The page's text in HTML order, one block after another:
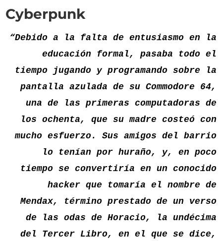
Cyberpunk
“Debido a la falta de entusiasmo en la
educación formal, pasaba todo el
tiempo jugando y programando sobre la
pantalla azulada de su Commodore 64,
una de las primeras computadoras de
los ochenta, que su madre costeó con
mucho esfuerzo. Sus amigos del barrio
lo tenían por huraño, y, en poco
tiempo se convertiría en un conocido
hacker que tomaría el nombre de
Mendax, término prestado de un verso
de las odas de Horacio, la undécima
del Tercer Libro, en el que se dice,